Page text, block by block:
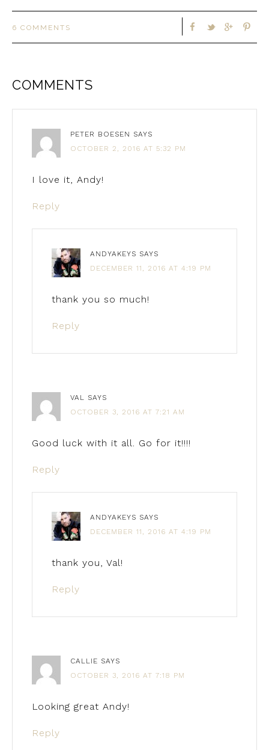
6 COMMENTS
COMMENTS
PETER BOESEN SAYS
OCTOBER 2, 2016 AT 5:32 PM
I love it, Andy!
Reply
ANDYAKEYS SAYS
DECEMBER 11, 2016 AT 4:19 PM
thank you so much!
Reply
VAL SAYS
OCTOBER 3, 2016 AT 7:21 AM
Good luck with it all. Go for it!!!!
Reply
ANDYAKEYS SAYS
DECEMBER 11, 2016 AT 4:19 PM
thank you, Val!
Reply
CALLIE SAYS
OCTOBER 3, 2016 AT 7:18 PM
Looking great Andy!
Reply